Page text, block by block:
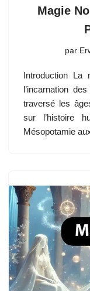
Magie
par
Introduction La
l’incarnation
traversé les
sur l’histoire
Mésopotamie